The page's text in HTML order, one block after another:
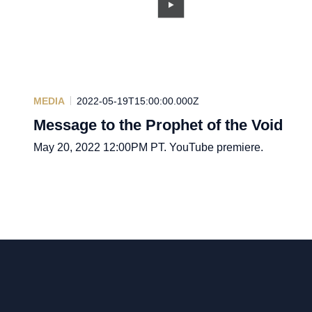
MEDIA 2022-05-19T15:00:00.000Z
Message to the Prophet of the Void
May 20, 2022 12:00PM PT. YouTube premiere.